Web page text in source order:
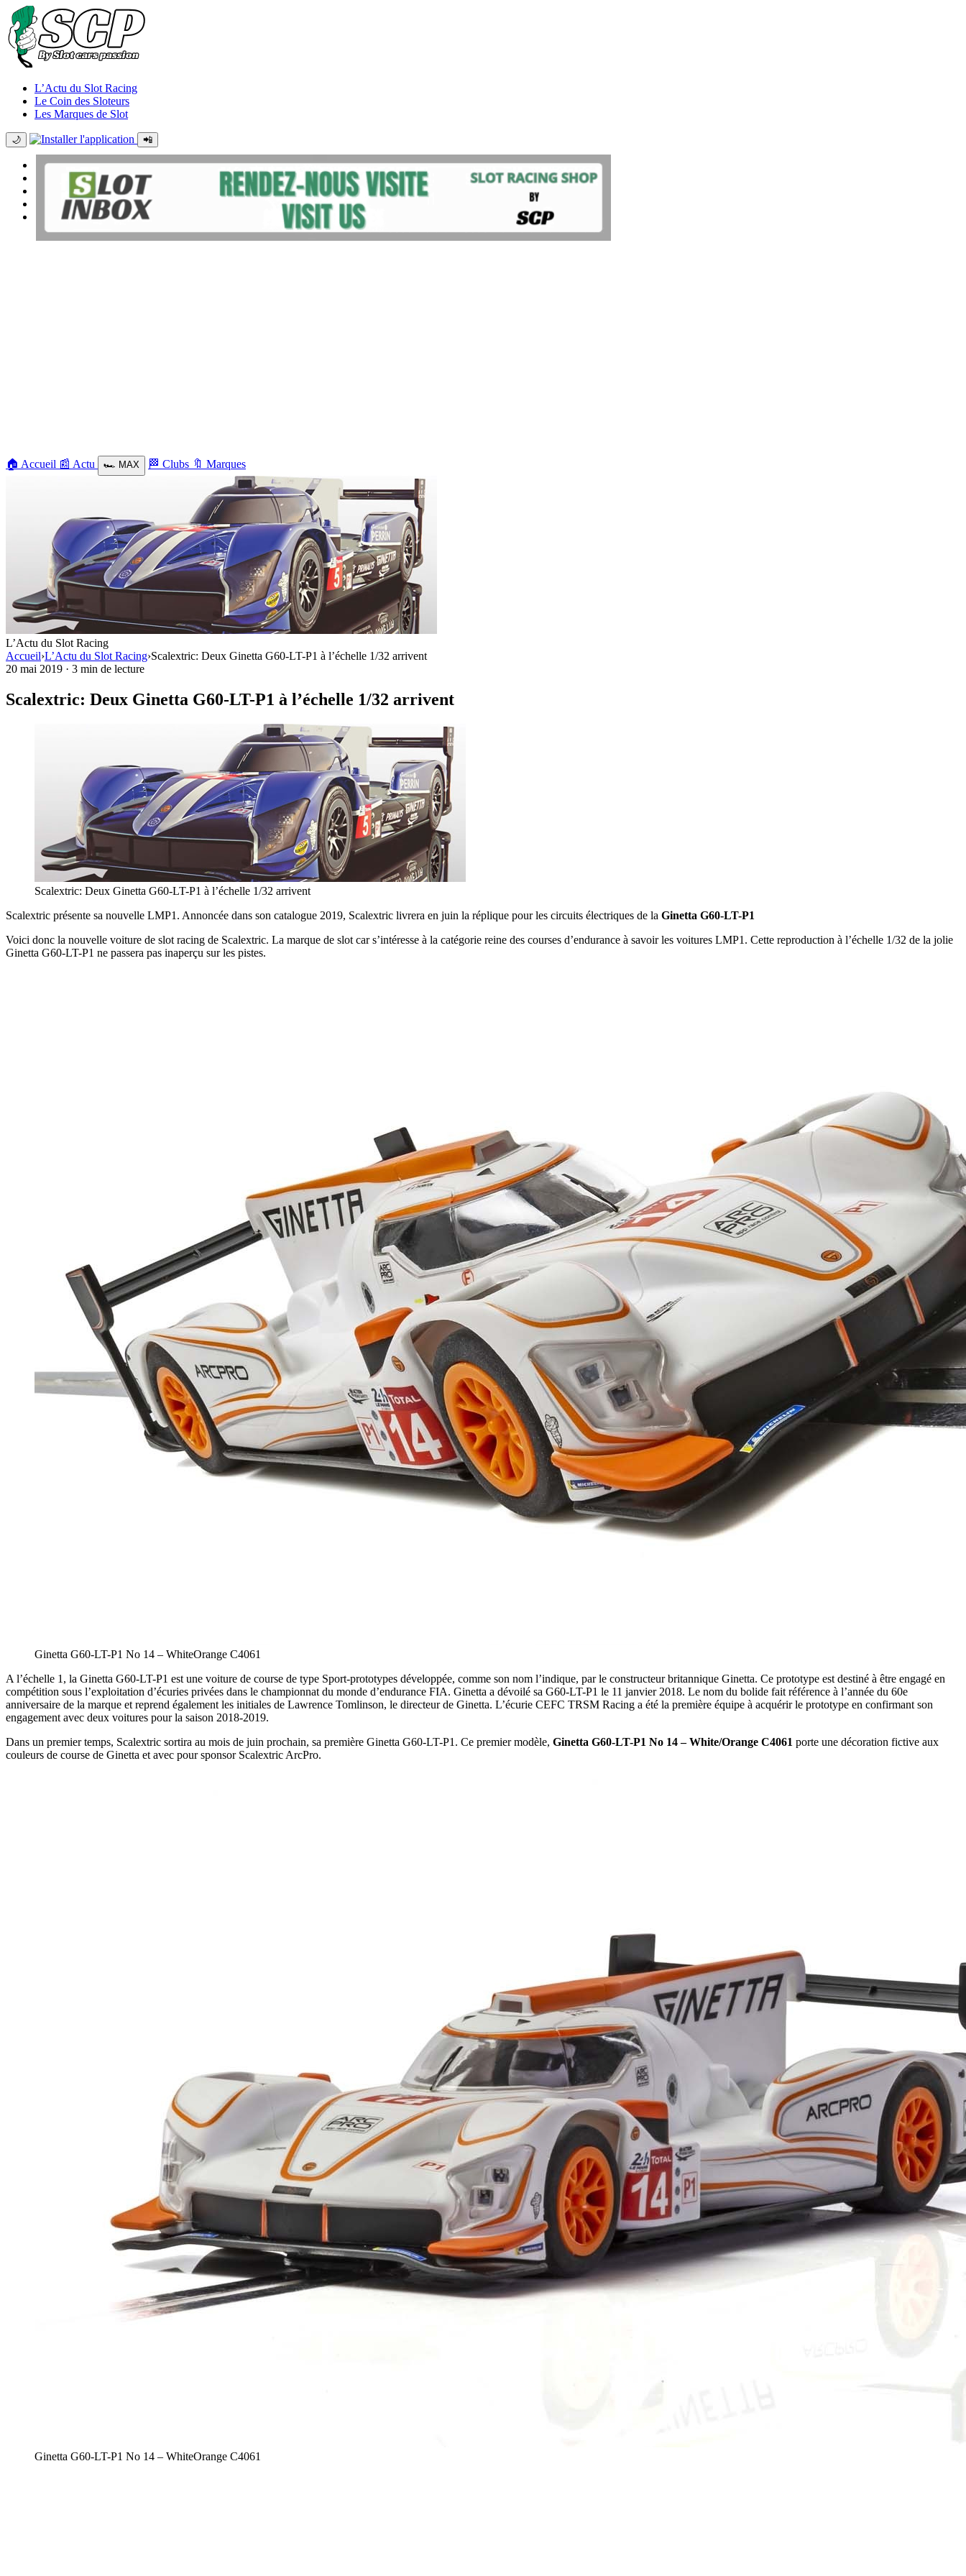
L’Actu du Slot Racing
Le Coin des Sloteurs
Les Marques de Slot
🌙 📲
🏠 Accueil 📰 Actu 🏎️ MAX 🏁 Clubs 🔖 Marques
L’Actu du Slot Racing
Accueil›L’Actu du Slot Racing›Scalextric: Deux Ginetta G60-LT-P1 à l’échelle 1/32 arrivent
20 mai 2019 · 3 min de lecture
Scalextric: Deux Ginetta G60-LT-P1 à l’échelle 1/32 arrivent
Scalextric: Deux Ginetta G60-LT-P1 à l’échelle 1/32 arrivent
Scalextric présente sa nouvelle LMP1. Annoncée dans son catalogue 2019, Scalextric livrera en juin la réplique pour les circuits électriques de la Ginetta G60-LT-P1
Voici donc la nouvelle voiture de slot racing de Scalextric. La marque de slot car s’intéresse à la catégorie reine des courses d’endurance à savoir les voitures LMP1. Cette reproduction à l’échelle 1/32 de la jolie
Ginetta G60-LT-P1 ne passera pas inaperçu sur les pistes.
Ginetta G60-LT-P1 No 14 – WhiteOrange C4061
A l’échelle 1, la Ginetta G60-LT-P1 est une voiture de course de type Sport-prototypes développée, comme son nom l’indique, par le constructeur britannique Ginetta. Ce prototype est destiné à être engagé en
compétition sous l’exploitation d’écuries privées dans le championnat du monde d’endurance FIA. Ginetta a dévoilé sa G60-LT-P1 le 11 janvier 2018. Le nom du bolide fait référence à l’année du 60e
anniversaire de la marque et reprend également les initiales de Lawrence Tomlinson, le directeur de Ginetta. L’écurie CEFC TRSM Racing a été la première équipe à acquérir le prototype en confirmant son
engagement avec deux voitures pour la saison 2018-2019.
Dans un premier temps, Scalextric sortira au mois de juin prochain, sa première Ginetta G60-LT-P1. Ce premier modèle, Ginetta G60-LT-P1 No 14 – White/Orange C4061 porte une décoration fictive aux
couleurs de course de Ginetta et avec pour sponsor Scalextric ArcPro.
Ginetta G60-LT-P1 No 14 – WhiteOrange C4061